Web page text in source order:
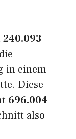
240.093
in einem
Diese
696.004
also